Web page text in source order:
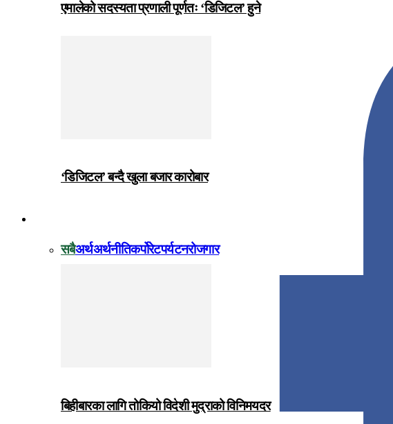
एमालेको सदस्यता प्रणाली पूर्णतः ‘डिजिटल’ हुने
‘डिजिटल’ बन्दै खुला बजार कारोबार
सबैअर्थअर्थनीतिकर्पोरेटपर्यटनरोजगार
बिहीबारका लागि तोकियो विदेशी मुद्राको विनिमयदर